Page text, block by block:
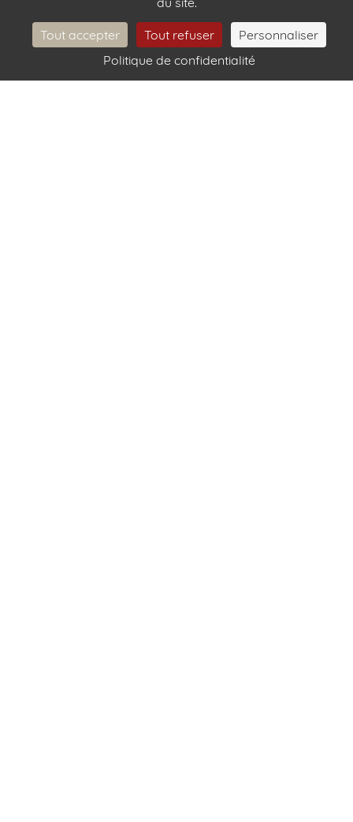
info@castexhotel.com
Tout accepter Tout refuser
Personnaliser
Politique de confidentialité